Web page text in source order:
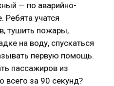
— по аварийно-
Ребята учатся
тушить пожары,
на воду, спускаться
первую помощь.
пассажиров из
всего за 90 секунд?